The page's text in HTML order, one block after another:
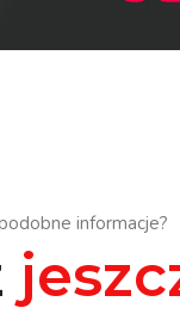
informacje?